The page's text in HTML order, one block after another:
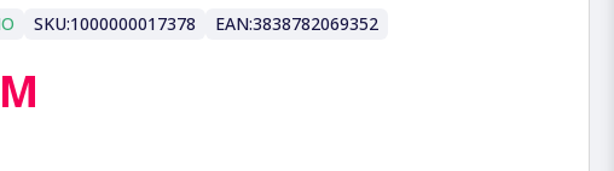
SKU:1000000017378 EAN:3838782069352